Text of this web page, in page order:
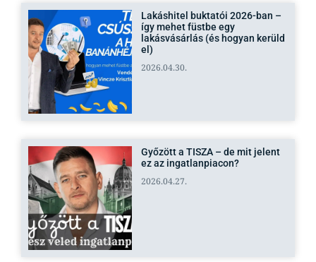
Lakáshitel buktatói 2026-ban –
így mehet füstbe egy
lakásvásárlás (és hogyan kerüld
el)
2026.04.30.
Győzött a TISZA – de mit jelent
ez az ingatlanpiacon?
2026.04.27.